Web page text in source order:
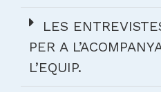
LES
PER A
L’EQUIP.